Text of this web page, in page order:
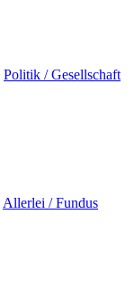
Politik / Gesellschaft
Allerlei / Fundus